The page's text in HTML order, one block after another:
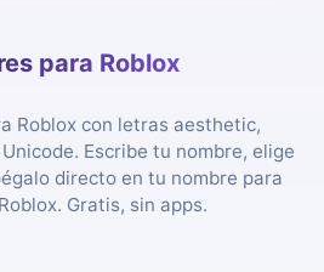
para Roblox
Roblox con letras aesthetic,
Escribe tu nombre, elige
directo en tu nombre para
Gratis, sin apps.